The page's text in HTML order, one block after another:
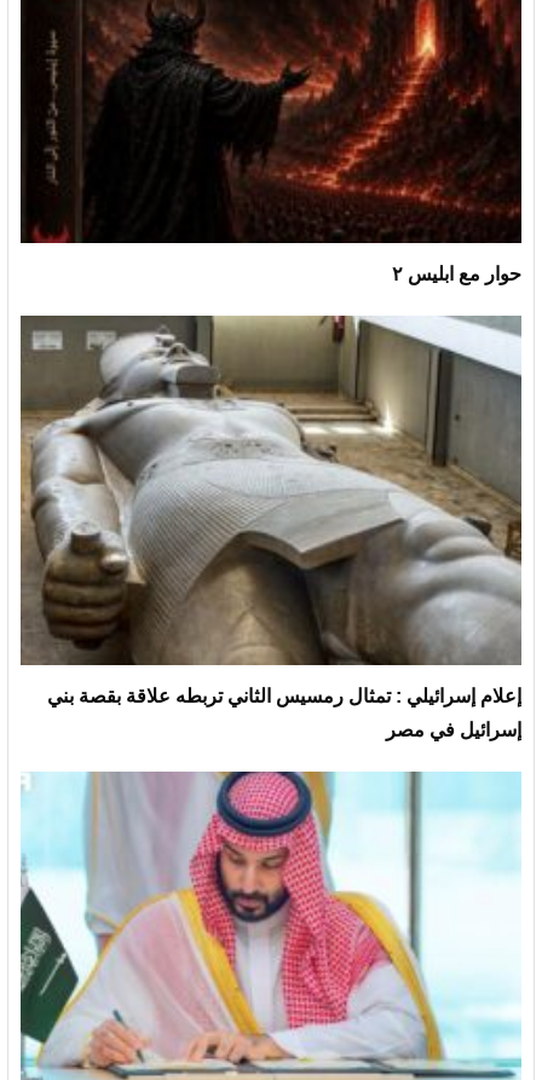
حوار مع ابليس ٢
إعلام إسرائيلي : تمثال رمسيس الثاني تربطه علاقة بقصة بني
إسرائيل في مصر